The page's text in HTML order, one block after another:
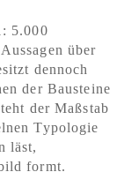
5.000
über
dennoch
der Bausteine
der Maßstab
Typologie
läst,
formt.